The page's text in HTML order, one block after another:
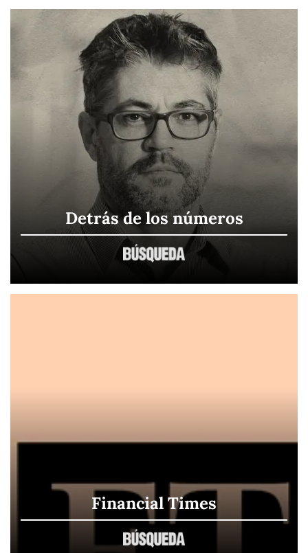
Detrás de los números
Financial Times